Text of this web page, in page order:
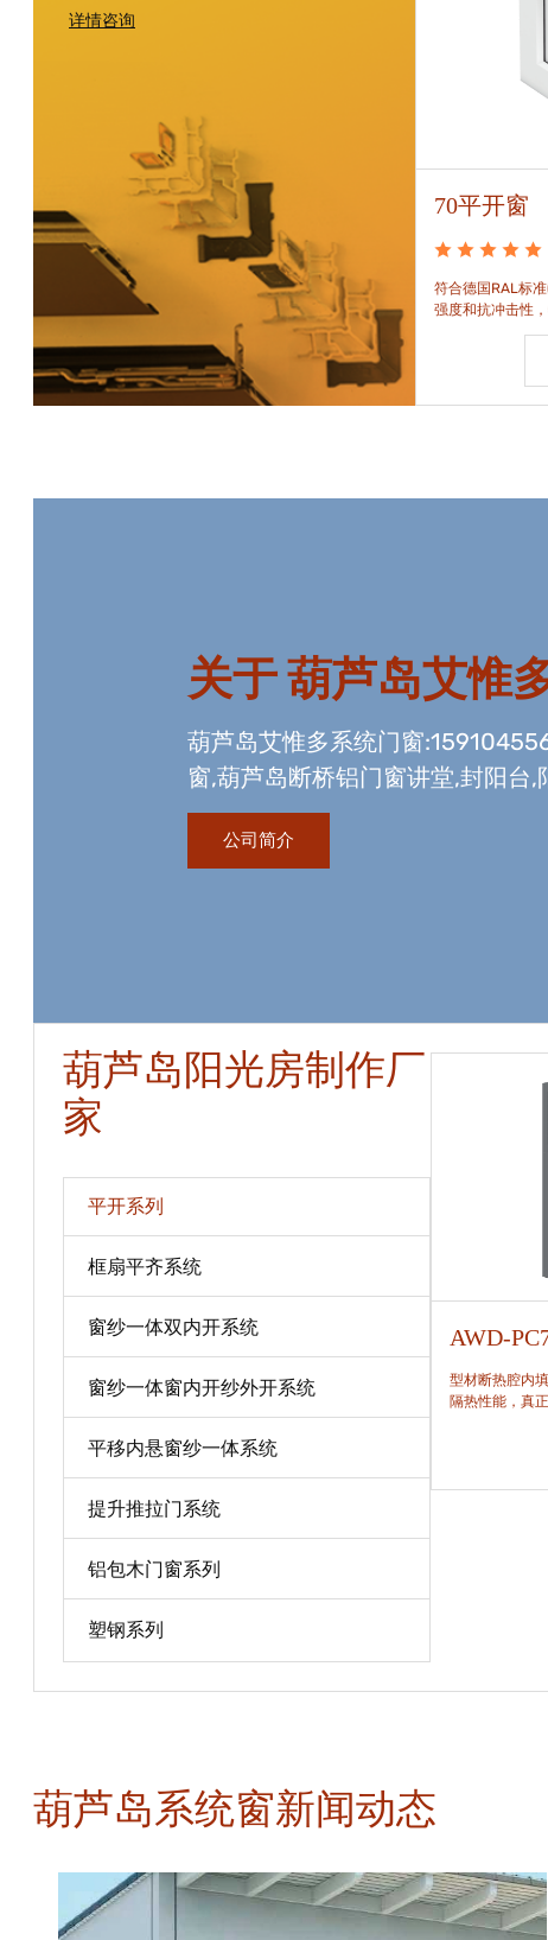
详情咨询
88平开窗
88平开窗是门窗技术新时代的门窗系统。可实现较
大的阳光进入并获得更多的太阳能，良好的操作及
可靠的功能。保养方便，牢固耐用。
宝贝详情
70平开窗
符合德国RAL标
强度和抗冲击性
和刚性的要求。
关于葫芦岛艾惟
葫芦岛艾惟多系统门窗
窗,葫芦岛断桥铝门窗讲堂,封阳台
工程资质,玻璃幕墙工程资质,国内
玻璃生产线。
公司简介
葫芦岛阳光房制作厂
家
平开系列
框扇平齐系统
窗纱一体双内开系统
窗纱一体窗内开纱外开系统
平移内悬窗纱一体系统
提升推拉门系统
铝包木门窗系列
塑钢系列
AWD-PC80
型材断热腔内填充保温隔热材料，提高窗保温、
隔热性能，真正做到节能、合理。
宝贝详情
AWD-
型材断热腔内
隔热性能，真
葫芦岛系统窗新闻动态